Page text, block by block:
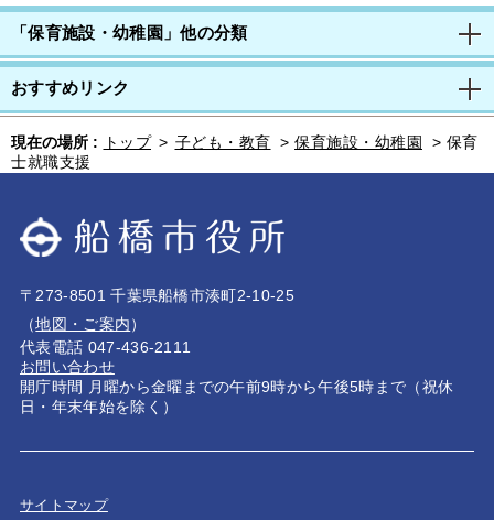
「保育施設・幼稚園」他の分類
おすすめリンク
現在の場所 : トップ > 子ども・教育 > 保育施設・幼稚園 > 保育
士就職支援
〒273-8501 千葉県船橋市湊町2-10-25
（地図・ご案内）
代表電話 047-436-2111
お問い合わせ
開庁時間 月曜から金曜までの午前9時から午後5時まで（祝休
日・年末年始を除く）
サイトマップ